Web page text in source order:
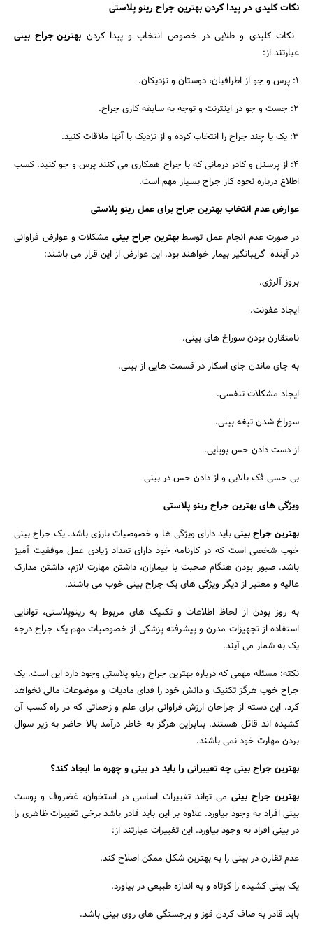
نکات کلیدی در پیدا کردن بهترین جراح رینو پلاستی
نکات کلیدی و طلایی در خصوص انتخاب و پیدا کردن بهترین جراح بینی
عبارتند از:
۱: پرس و جو از اطرافیان، دوستان و نزدیکان.
۲: جست و جو در اینترنت و توجه به سابقه کاری جراح.
۳: یک یا چند جراح را انتخاب کرده و از نزدیک با آنها ملاقات کنید.
۴: از پرسنل و کادر درمانی که با جراح همکاری می کنند پرس و جو کنید. کسب
اطلاع درباره نحوه کار جراح بسیار مهم است.
عوارض عدم انتخاب بهترین جراح برای عمل رینو پلاستی
در صورت عدم انجام عمل توسطبهترین جراح بینی مشکلات و عوارض فراوانی
در آینده گریبانگیر بیمار خواهند بود. این عوارض از این قرار می باشند:
بروز آلرژی.
ایجاد عفونت.
نامتقارن بودن سوراخ های بینی.
به جای ماندن جای اسکار در قسمت هایی از بینی.
ایجاد مشکلات تنفسی.
سوراخ شدن تیغه بینی.
از دست دادن حس بویایی.
بی حسی فک بالایی و از دادن حس در بینی
ویژگی های بهترین جراح رینو پلاستی
بهترین جراح بینیباید دارای ویژگی ها و خصوصیات بارزی باشد. یک جراح بینی
خوب شخصی است که در کارنامه خود دارای تعداد زیادی عمل موفقیت آمیز
باشد. صبور بودن هنگام صحبت با بیماران، داشتن مهارت لازم، داشتن مدارک
عالیه و معتبر از دیگر ویژگی های یک جراح بینی خوب می باشند.
به روز بودن از لحاظ اطلاعات و تکنیک های مربوط به رینوپلاستی، توانایی
استفاده از تجهیزات مدرن و پیشرفته پزشکی از خصوصیات مهم یک جراح درجه
یک به شمار می آیند.
نکته: مسئله مهمی که درباره بهترین جراح رینو پلاستی وجود دارد این است. یک
جراح خوب هرگز تکنیک و دانش خود را فدای مادیات و موضوعات مالی نخواهد
کرد. این دسته از جراحان ارزش فراوانی برای علم و زحماتی که در راه کسب آن
کشیده اند قائل هستند. بنابراین هرگز به خاطر درآمد بالا حاضر به زیر سوال
بردن مهارت خود نمی باشند.
بهترین جراح بینی چه تغییراتی را باید در بینی و چهره ما ایجاد کند؟
بهترین جراح بینی می تواند تغییرات اساسی در استخوان، غضروف و پوست
بینی افراد به وجود بیاورد. علاوه بر این باید قادر باشد برخی تغییرات ظاهری را
در بینی افراد به وجود بیاورد. این تغییرات عبارتند از:
عدم تقارن در بینی را به بهترین شکل ممکن اصلاح کند.
یک بینی کشیده را کوتاه و به اندازه طبیعی در بیاورد.
باید قادر به صاف کردن قوز و برجستگی های روی بینی باشد.